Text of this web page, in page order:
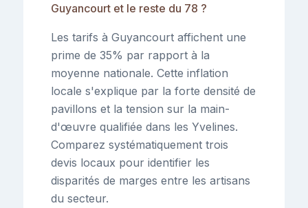
Guyancourt et le reste du 78 ?
Les tarifs à Guyancourt affichent une
prime de 35% par rapport à la
moyenne nationale. Cette inflation
locale s'explique par la forte densité de
pavillons et la tension sur la main-
d'œuvre qualifiée dans les Yvelines.
Comparez systématiquement trois
devis locaux pour identifier les
disparités de marges entre les artisans
du secteur.